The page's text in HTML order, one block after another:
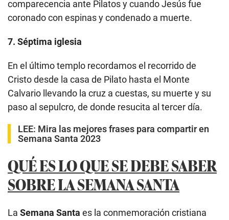
comparecencia ante Pilatos y cuando Jesús fue
coronado con espinas y condenado a muerte.
7. Séptima iglesia
En el último templo recordamos el recorrido de
Cristo desde la casa de Pilato hasta el Monte
Calvario llevando la cruz a cuestas, su muerte y su
paso al sepulcro, de donde resucita al tercer día.
LEE: Mira las mejores frases para compartir en
Semana Santa 2023
QUÉ ES LO QUE SE DEBE SABER
SOBRE LA SEMANA SANTA
La Semana Santa es la conmemoración cristiana